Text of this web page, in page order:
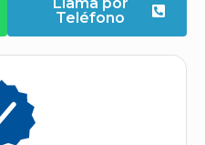
Llama por
Teléfono